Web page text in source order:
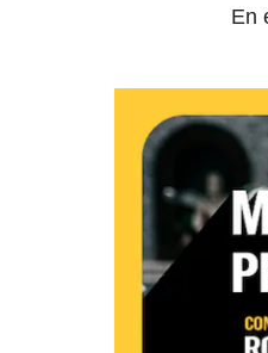
En